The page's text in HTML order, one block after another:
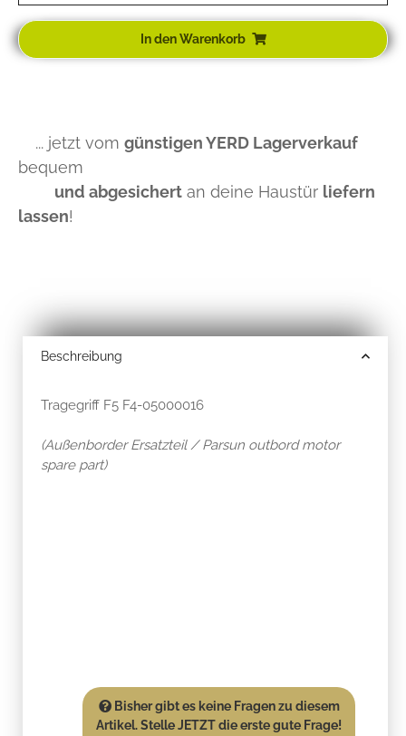
In den Warenkorb
... jetzt vom günstigen YERD Lagerverkauf
bequem
und abgesichert an deine Haustür liefern
lassen!
Beschreibung
Tragegriff F5 F4-05000016
(Außenborder Ersatzteil / Parsun outbord motor
spare part)
Bisher gibt es keine Fragen zu diesem
Artikel. Stelle JETZT die erste gute Frage!